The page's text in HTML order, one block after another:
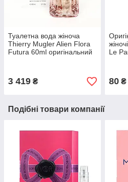
Туалетна вода жіноча
Thierry Mugler Alien Flora
Futura 60ml оригінальний
3 419 ₴
Le
80₴
Подібні товари компанії